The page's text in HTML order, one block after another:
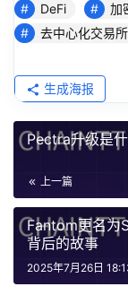
DeFi 加
去中心化交易所
生成海报
Pectra升级是
上一篇
Fantom更名为
背后的故事
2025年7月26日